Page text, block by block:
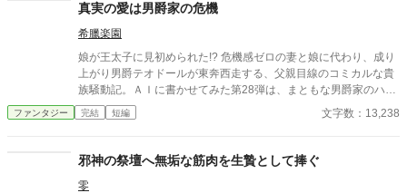
真実の愛は男爵家の危機
希臘楽園
娘が王太子に見初められた!? 危機感ゼロの妻と娘に代わり、成り
上がり男爵テオドールが東奔西走する、父親目線のコミカルな貴
族騒動記。ＡＩに書かせてみた第28弾は、まともな男爵家のハッ
ピーエンドストーリー！
ファンタジー 完結 短編 文字数：13,238
邪神の祭壇へ無垢な筋肉を生贄として捧ぐ
零